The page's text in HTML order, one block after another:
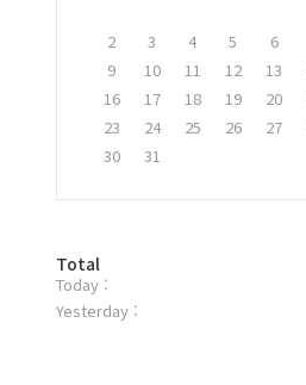
2
3 4 5 6
9
10 11 12 13
16
17 18 19 20
23
24 25 26 27
30
31
방
문
자
Total
Today :
Yesterday :